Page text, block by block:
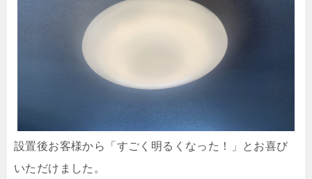
設置後お客様から「すごく明るくなった！」とお喜び
いただけました。